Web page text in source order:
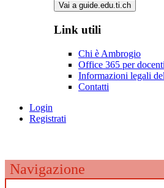
Vai a guide.edu.ti.ch
Link utili
Chi è Ambrogio
Office 365 per docenti
Informazioni legali
Contatti
Login
Registrati
Navigazione